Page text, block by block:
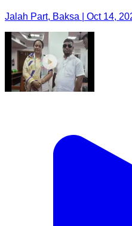
Jalah Part, Baksa | Oct 14,